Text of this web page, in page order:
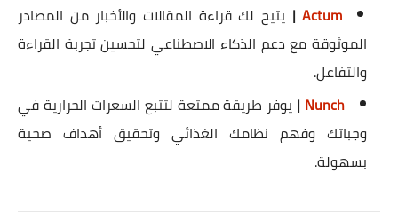
Actum
| يتيح لك قراءة المقالات والأخبار من المصادر
الموثوقة مع دعم الذكاء الاصطناعي لتحسين تجربة القراءة
والتفاعل.
Nunch
| يوفر طريقة ممتعة لتتبع السعرات الحرارية في
وجباتك وفهم نظامك الغذائي وتحقيق أهداف صحية
بسهولة.